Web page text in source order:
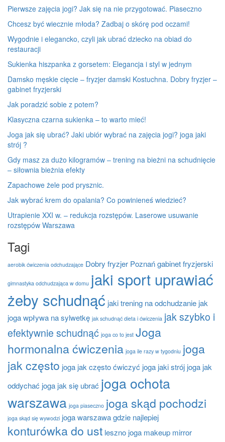
Pierwsze zajęcia jogi? Jak się na nie przygotować. Piaseczno
Chcesz być wiecznie młoda? Zadbaj o skórę pod oczami!
Wygodnie i elegancko, czyli jak ubrać dziecko na obiad do
restauracji
Sukienka hiszpanka z gorsetem: Elegancja i styl w jednym
Damsko męskie cięcie – fryzjer damski Kostuchna. Dobry fryzjer –
gabinet fryzjerski
Jak poradzić sobie z potem?
Klasyczna czarna sukienka – to warto mieć!
Joga jak się ubrać? Jaki ubiór wybrać na zajęcia jogi? joga jaki
strój ?
Gdy masz za dużo kilogramów – trening na bieżni na schudnięcie
– siłownia bieżnia efekty
Zapachowe żele pod prysznic.
Jak wybrać krem do opalania? Co powinieneś wiedzieć?
Utrapienie XXI w. – redukcja rozstępów. Laserowe usuwanie
rozstępów Warszawa
Tagi
aerobik ćwiczenia odchudzające Dobry fryzjer Poznańgabinet fryzjerski
gimnastyka odchudzająca w domu jaki sport uprawiać
żeby schudnąć jaki trening na odchudzanie jak
joga wpływa na sylwetkę jak schudnąć dieta i ćwiczenia jak szybko i
efektywnie schudnąć joga co to jest Joga
hormonalna ćwiczenia joga ile razy w tygodniu joga
jak często joga jak często ćwiczyć joga jaki strój joga jak
oddychać joga jak się ubrać joga ochota
warszawa joga piaseczno joga skąd pochodzi
joga skąd się wywodzi joga warszawa gdzie najlepiej
konturówka do ust leszno joga makeup mirror